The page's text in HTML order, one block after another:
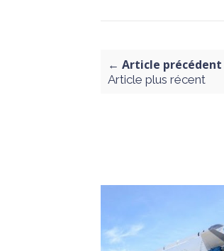
← Article précédent
Article plus récent